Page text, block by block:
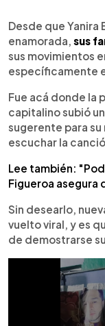
Desde que Yanira
enamorada, sus
sus movimientos
específicamente
Fue acá donde la
capitalino subió
sugerente para su
escuchar la
Lee también:
Figueroa asegura
Sin desearlo,
vuelto viral, y es
de demostrarse